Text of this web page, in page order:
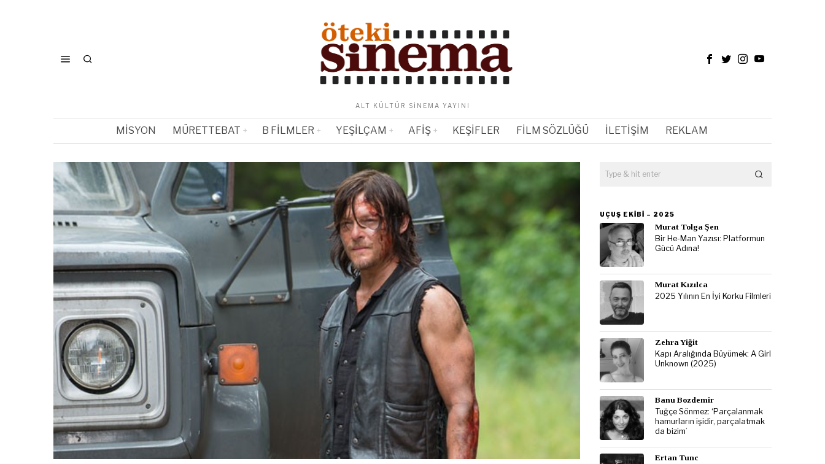
ALT KÜLTÜR SINEMA YAYINI
MISYON MÜRETTEBAT B FILMLER YEŞILÇAM AFIŞ KEŞIFLER FILM SÖZLÜĞÜ İLETIŞIM REKLAM
UÇUŞ EKIBI – 2025
Murat Tolga Şen
Bir He-Man Yazısı: Platformun
Gücü Adına!
Murat Kızılca
2025 Yılının En İyi Korku Filmleri
Zehra Yiğit
Kapı Aralığında Büyümek: A Girl
Unknown (2025)
Banu Bozdemir
Tuğçe Sönmez: ‘Parçalanmak
hamurların işidir, parçalatmak
da bizim’
Ertan Tunc